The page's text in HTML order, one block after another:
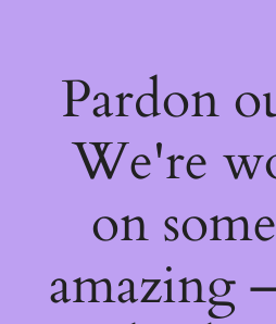
Pardon
We're
on
amazing